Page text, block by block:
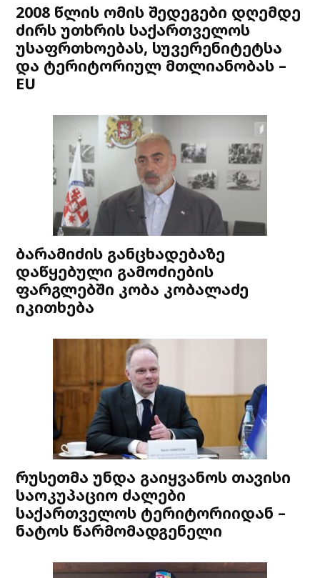
2008 წლის ომის შედეგები დღემდე
ძირს უთხრის საქართველოს
უსაფრთხოებას, სუვერენიტეტსა
და ტერიტორიულ მთლიანობას –
EU
ბარამიძის განცხადებაზე
დაწყებული გამოძიების
ფარგლებში კობა კობალაძე
იკითხება
რუსეთმა უნდა გაიყვანოს თავისი
საოკუპაციო ძალები
საქართველოს ტერიტორიიდან –
ნატოს წარმომადგენელი